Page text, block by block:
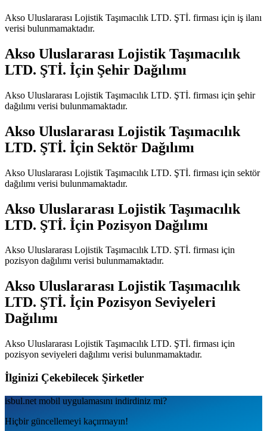
Akso Uluslararası Lojistik Taşımacılık LTD. ŞTİ. firması için iş ilanı
verisi bulunmamaktadır.
Akso Uluslararası Lojistik Taşımacılık
LTD. ŞTİ. İçin Şehir Dağılımı
Akso Uluslararası Lojistik Taşımacılık LTD. ŞTİ. firması için şehir
dağılımı verisi bulunmamaktadır.
Akso Uluslararası Lojistik Taşımacılık
LTD. ŞTİ. İçin Sektör Dağılımı
Akso Uluslararası Lojistik Taşımacılık LTD. ŞTİ. firması için sektör
dağılımı verisi bulunmamaktadır.
Akso Uluslararası Lojistik Taşımacılık
LTD. ŞTİ. İçin Pozisyon Dağılımı
Akso Uluslararası Lojistik Taşımacılık LTD. ŞTİ. firması için
pozisyon dağılımı verisi bulunmamaktadır.
Akso Uluslararası Lojistik Taşımacılık
LTD. ŞTİ. İçin Pozisyon Seviyeleri
Dağılımı
Akso Uluslararası Lojistik Taşımacılık LTD. ŞTİ. firması için
pozisyon seviyeleri dağılımı verisi bulunmamaktadır.
İlginizi Çekebilecek Şirketler
isbul.net mobil uygulamаsını indirdiniz mi?
Hiçbir güncellemeyi kaçırmayın!